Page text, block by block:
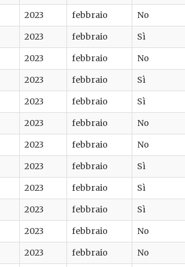
2023 febbraio No
2023 febbraio Sì
2023 febbraio No
2023 febbraio Sì
2023 febbraio Sì
2023 febbraio No
2023 febbraio No
2023 febbraio Sì
2023 febbraio Sì
2023 febbraio Sì
2023 febbraio No
2023 febbraio No